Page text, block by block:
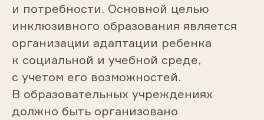
и потребности. Основной целью
инклюзивного образования является
организации адаптации ребенка
к социальной и учебной среде,
с учетом его возможностей.
В образовательных учреждениях
должно быть организовано